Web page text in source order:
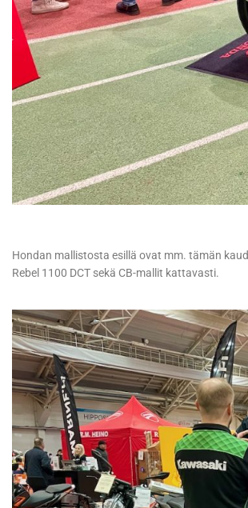
Hondan mallistosta esillä ovat mm. tämän
Rebel 1100 DCT sekä CB-mallit kattavasti.